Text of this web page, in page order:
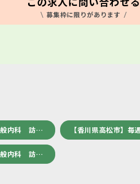
募集枠に限りがあります
般内科 訪… 【香川県高松市
般内科 訪…